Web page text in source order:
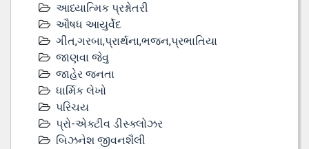
આધ્યાત્મિક પ્રશ્નોતરી
ઔષધ આયુર્વેદ
ગીત,ગરબા,પ્રાર્થના,ભજન,પ્રભાતિયા
જાણવા જેવુ
જાહેર જનતા
ધાર્મિક લેખો
પરિચય
પ્રો-એક્ટીવ ડીસ્‍ક્લોઝર
બિઝનેશ જીવનશૈલી